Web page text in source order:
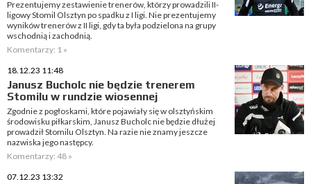
Prezentujemy zestawienie trenerów, którzy prowadzili II-
ligowy Stomil Olsztyn po spadku z I ligi. Nie prezentujemy
wyników trenerów z II ligi, gdy ta była podzielona na grupy
wschodnią i zachodnią.
Komentarzy: 1 »
18.12.23 11:48
Janusz Bucholc nie będzie trenerem
Stomilu w rundzie wiosennej
Zgodnie z pogłoskami, które pojawiały się w olsztyńskim
środowisku piłkarskim, Janusz Bucholc nie będzie dłużej
prowadził Stomilu Olsztyn. Na razie nie znamy jeszcze
nazwiska jego następcy.
Komentarzy: 48 »
07.12.23 13:32